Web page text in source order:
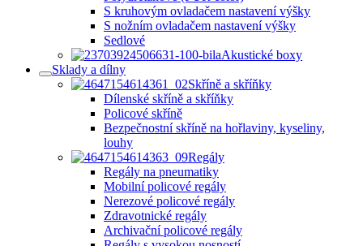
S kruhovým ovladačem nastavení výšky
S nožním ovladačem nastavení výšky
Sedlové
Akustické boxy
Sklady a dílny
Skříně a skříňky
Dílenské skříně a skříňky
Policové skříně
Bezpečnostní skříně na hořlaviny, kyseliny,
louhy
Regály
Regály na pneumatiky
Mobilní policové regály
Nerezové policové regály
Zdravotnické regály
Archivační policové regály